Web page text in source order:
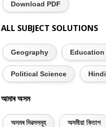
Download PDF
ALL SUBJECT SOLUTIONS
Geography Education
Political Science Hindi
আমাৰ অসম
অসমৰ দিৱসসমূহ অসমীয়া কিতাপ